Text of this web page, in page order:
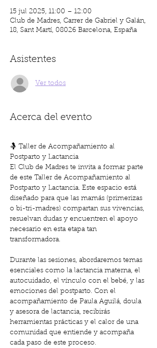
15 jul 2025, 11:00 – 12:00
Club de Madres, Carrer de Gabriel y Galán,
18, Sant Martí, 08026 Barcelona, España
Asistentes
Ver todos
Acerca del evento
🤱 Taller de Acompañamiento al
Postparto y Lactancia
El Club de Madres te invita a formar parte
de este Taller de Acompañamiento al
Postparto y Lactancia. Este espacio está
diseñado para que las mamás (primerizas
o bi-tri-madres) compartan sus vivencias,
resuelvan dudas y encuentren el apoyo
necesario en esta etapa tan
transformadora.
Durante las sesiones, abordaremos temas
esenciales como la lactancia materna, el
autocuidado, el vínculo con el bebé, y las
emociones del postparto. Con el
acompañamiento de Paula Aguilá, doula
y asesora de lactancia, recibirás
herramientas prácticas y el calor de una
comunidad que entiende y acompaña
cada paso de este proceso.